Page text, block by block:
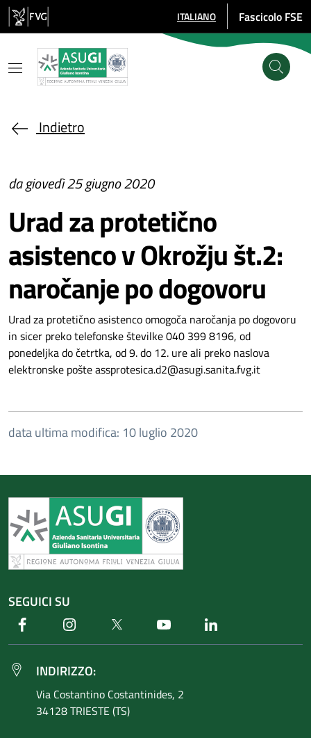
Salta al contenuto principale
SELEZIONE LINGUA: LINGUA
ITALIANO Fascicolo FSE
Indietro
da giovedì 25 giugno 2020
Urad za protetično
asistenco v Okrožju št.2:
naročanje po dogovoru
Urad za protetično asistenco omogoča naročanja po dogovoru
in sicer preko telefonske številke 040 399 8196, od
ponedeljka do četrtka, od 9. do 12. ure ali preko naslova
elektronske pošte assprotesica.d2@asugi.sanita.fvg.it
data ultima modifica: 10 luglio 2020
SEGUICI SU
Facebook Instagram Twitter Youtube
INDIRIZZO:
Via Costantino Costantinides, 2
34128 TRIESTE (TS)